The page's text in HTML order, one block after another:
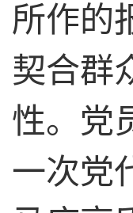
所作的
契合群
性。党
一次党